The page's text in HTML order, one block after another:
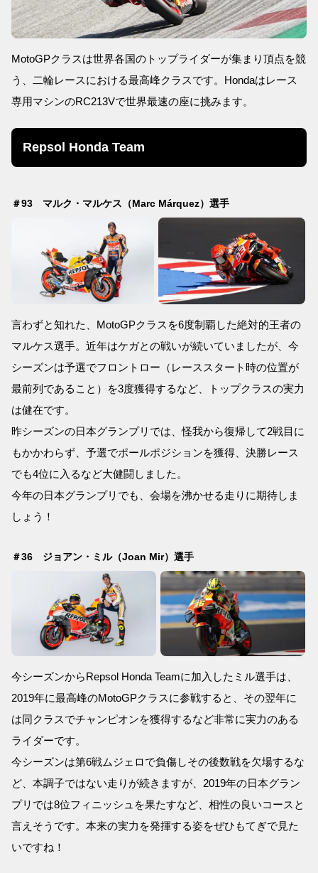
MotoGPクラスは世界各国のトップライダーが集まり頂点を競
う、二輪レースにおける最高峰クラスです。Hondaはレース
専用マシンのRC213Vで世界最速の座に挑みます。
Repsol Honda Team
＃93 マルク・マルケス（Marc Márquez）選手
言わずと知れた、MotoGPクラスを6度制覇した絶対的王者の
マルケス選手。近年はケガとの戦いが続いていましたが、今
シーズンは予選でフロントロー（レーススタート時の位置が
最前列であること）を3度獲得するなど、トップクラスの実力
は健在です。
昨シーズンの日本グランプリでは、怪我から復帰して2戦目に
もかかわらず、予選でポールポジションを獲得、決勝レース
でも4位に入るなど大健闘しました。
今年の日本グランプリでも、会場を沸かせる走りに期待しま
しょう！
＃36 ジョアン・ミル（Joan Mir）選手
今シーズンからRepsol Honda Teamに加入したミル選手は、
2019年に最高峰のMotoGPクラスに参戦すると、その翌年に
は同クラスでチャンピオンを獲得するなど非常に実力のある
ライダーです。
今シーズンは第6戦ムジェロで負傷しその後数戦を欠場するな
ど、本調子ではない走りが続きますが、2019年の日本グラン
プリでは8位フィニッシュを果たすなど、相性の良いコースと
言えそうです。本来の実力を発揮する姿をぜひもてぎで見た
いですね！